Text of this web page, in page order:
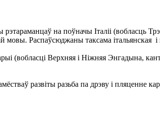
на поўначы Італіі (вобласць
Распаўсюджаны таксама італьянская і
(вобласці Верхняя і Ніжняя Энгадына,
развіты разьба па дрэву і пляценне